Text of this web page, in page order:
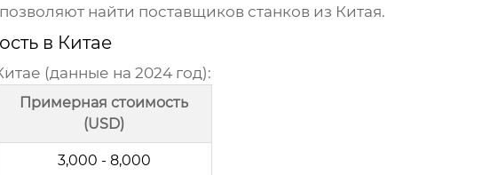
найти поставщиков станков из Китая.
в Китае
(данные на 2024 год):
Примерная стоимость
(USD)
3,000 - 8,000